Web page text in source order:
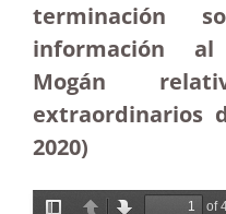
terminación
información
Mogán
extraordinarios
2020)